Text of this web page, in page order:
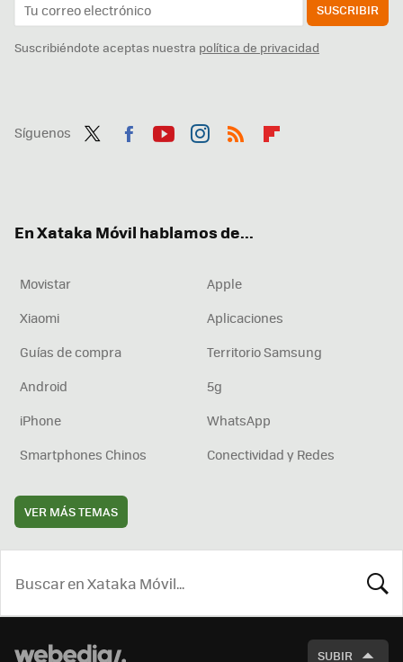
SUSCRIBIR
Suscribiéndote aceptas nuestra política de privacidad
Síguenos
En Xataka Móvil hablamos de...
Movistar
Apple
Xiaomi
Aplicaciones
Guías de compra
Territorio Samsung
Android
5g
iPhone
WhatsApp
Smartphones Chinos
Conectividad y Redes
VER MÁS TEMAS
SUBIR